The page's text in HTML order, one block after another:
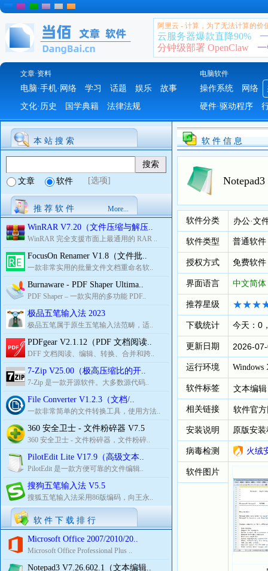
阿里云 - 计算，为了无法计算的价
云服务器爆款直降90%
分钟级部署 OpenClaw
文章·资料 电脑软件
电脑·手机·网络 学习 话题 娱乐
故事
文化·历史
国学典籍 法律法规
操作系统 网络
硬件·驱动程序
本 站 搜 索
文章 软件 [选项]
推 荐 软 件 More...
WinRAR V7.20（文件压缩与解压..
WinRAR 完全支援市面上最通用的 RAR ..
FocusOn Renamer V1.8（文件批..
一款非常实用的批量文件文档重命名软..
Burnaware - PDF Shaper Ultima..
PDF Shaper – 一款实用的多功能 PDF..
极品五笔输入法 2023
极品五笔属于原生五笔输入法范畴，适..
PDFgear V2.1.12（PDF 文档阅读..
DFF 文档阅读、编辑、转换、合并和跨..
7-Zip V25.00（极高压缩比的开..
7-Zip 是一款开源软件。大多数源代码..
File Converter V1.2.3（文档/..
一款非常简单的文件转换工具，使用方法..
360 安全卫士 - 文件粉碎器 V7.5
360 安全卫士 - 文件粉碎器，文件粉碎..
PilotEdit Lite V17.9（高级文本..
PilotEdit 是一款方便可靠的文件编辑..
搜狗五笔输入法 V5.5
搜狐五笔输入法采用86版编码，向王永..
软 件 下 载 排 行
Microsoft Office 2007/2010/20..
Microsoft Office Professional Plus ..
Notepad3 V7.26.602.1（文本编辑..
软 件 信 息
软件分类 办公·文
软件类型 普通软件
授权方式 免费软件
界面语言 中文简体
推荐星级
下载统计 今天：0
更新日期 2026-
运行环境 Windows
软件标签 文本编辑
相关链接 软件官
安装说明 原版安
病毒检测 火绒
软件图片